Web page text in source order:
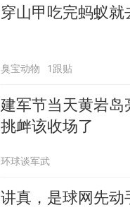
穿山甲吃完蚂蚁就
臭宝动物 1跟贴
建军节当天黄岩
挑衅该收场了
环球谈军武
讲真，是球网先动